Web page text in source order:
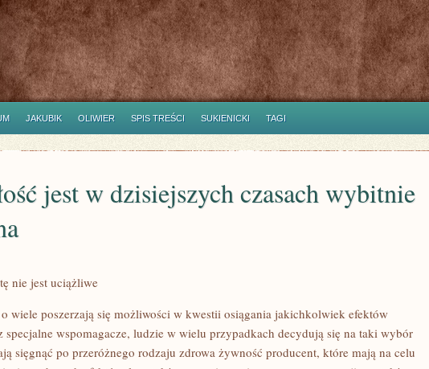
JAKUBIK OLIWIER SPIS TREŚCI SUKIENICKI TAGI
jest w dzisiejszych czasach wybitnie
nie jest uciążliwe
wiele poszerzają się możliwości w kwestii osiągania jakichkolwiek efektów
specjalne wspomagacze, ludzie w wielu przypadkach decydują się na taki wybór
sięgnąć po przeróżnego rodzaju zdrowa żywność producent, które mają na celu